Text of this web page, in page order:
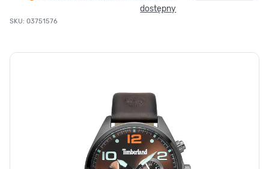
dostępny
SKU: 03751576